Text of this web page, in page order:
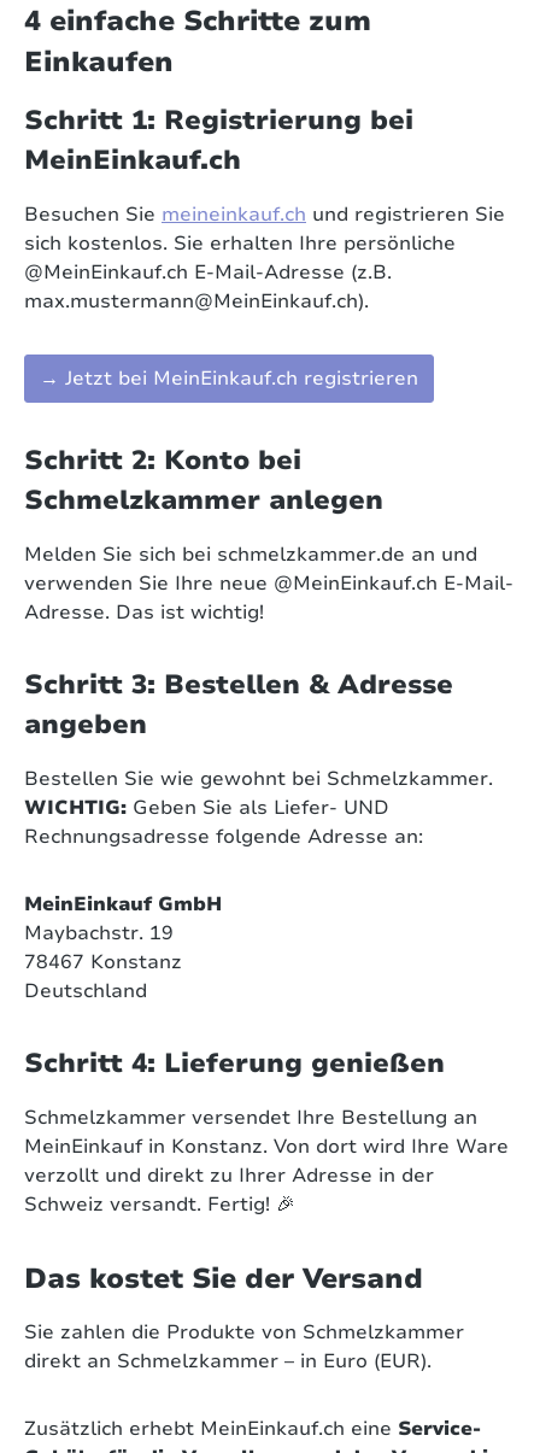
4 einfache Schritte zum
Einkaufen
Schritt 1: Registrierung bei
MeinEinkauf.ch
Besuchen Sie meineinkauf.ch und registrieren Sie
sich kostenlos. Sie erhalten Ihre persönliche
@MeinEinkauf.ch E-Mail-Adresse (z.B.
max.mustermann@MeinEinkauf.ch).
→ Jetzt bei MeinEinkauf.ch registrieren
Schritt 2: Konto bei
Schmelzkammer anlegen
Melden Sie sich bei schmelzkammer.de an und
verwenden Sie Ihre neue @MeinEinkauf.ch E-Mail-
Adresse. Das ist wichtig!
Schritt 3: Bestellen & Adresse
angeben
Bestellen Sie wie gewohnt bei Schmelzkammer.
WICHTIG: Geben Sie als Liefer- UND
Rechnungsadresse folgende Adresse an:
MeinEinkauf GmbH
Maybachstr. 19
78467 Konstanz
Deutschland
Schritt 4: Lieferung genießen
Schmelzkammer versendet Ihre Bestellung an
MeinEinkauf in Konstanz. Von dort wird Ihre Ware
verzollt und direkt zu Ihrer Adresse in der
Schweiz versandt. Fertig! 🎉
Das kostet Sie der Versand
Sie zahlen die Produkte von Schmelzkammer
direkt an Schmelzkammer – in Euro (EUR).
Zusätzlich erhebt MeinEinkauf.ch eine Service-